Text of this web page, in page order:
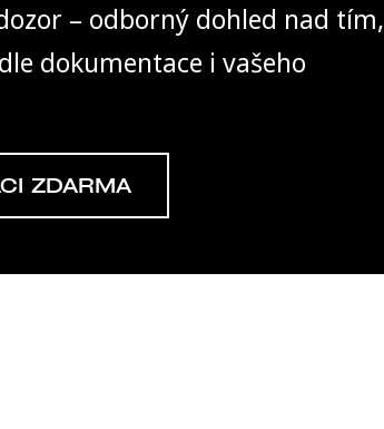
– odborný dohled nad tím,
dokumentace i vašeho
ZDARMA